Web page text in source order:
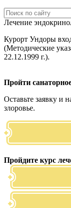
Лечение
Курорт Ундоры
(Методические
22.12.1999 г.).
Пройти
Оставьте заявку и
злоровье.
Пройдите курс